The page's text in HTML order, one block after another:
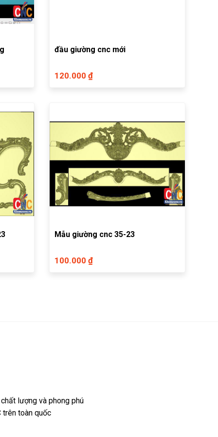
đầu giường cnc mới
120.000 ₫
Mẫu giường cnc 35-23
100.000 ₫
lượng và phong phú
trên toàn quốc